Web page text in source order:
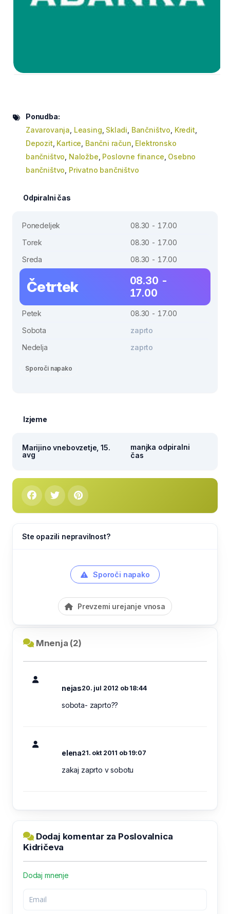
Ponudba:
Zavarovanja Leasing Skladi Bančništvo Kredit
Depozit Kartice Bančni račun Elektronsko
bančništvo Naložbe Poslovne finance Osebno
bančništvo Privatno bančništvo
Odpiralni čas
Ponedeljek
08.30 - 17.00
Torek
08.30 - 17.00
Sreda
08.30 - 17.00
Četrtek
08.30 -
17.00
Petek
08.30 - 17.00
Sobota
zaprto
Nedelja
zaprto
Sporoči napako
Izjeme
Marijino vnebovzetje, 15.
avg
manjka odpiralni
čas
Ste opazili nepravilnost?
Sporoči napako
Prevzemi urejanje vnosa
Mnenja (2)
nejas20. jul 2012 ob 18:44
sobota- zaprto??
elena21. okt 2011 ob 19:07
zakaj zaprto v sobotu
Dodaj komentar za Poslovalnica
Kidričeva
Dodaj mnenje